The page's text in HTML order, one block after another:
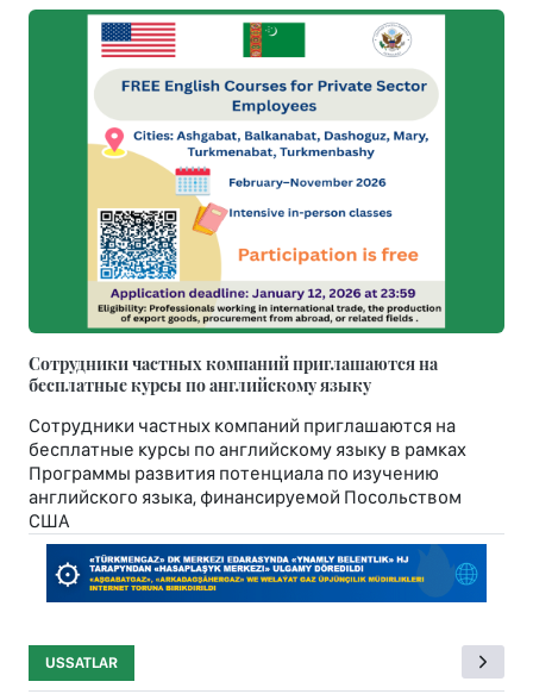
Сотрудники частных компаний приглашаются на
бесплатные курсы по английскому языку
Сотрудники частных компаний приглашаются на
бесплатные курсы по английскому языку в рамках
Программы развития потенциала по изучению
английского языка, финансируемой Посольством
США
USSATLAR